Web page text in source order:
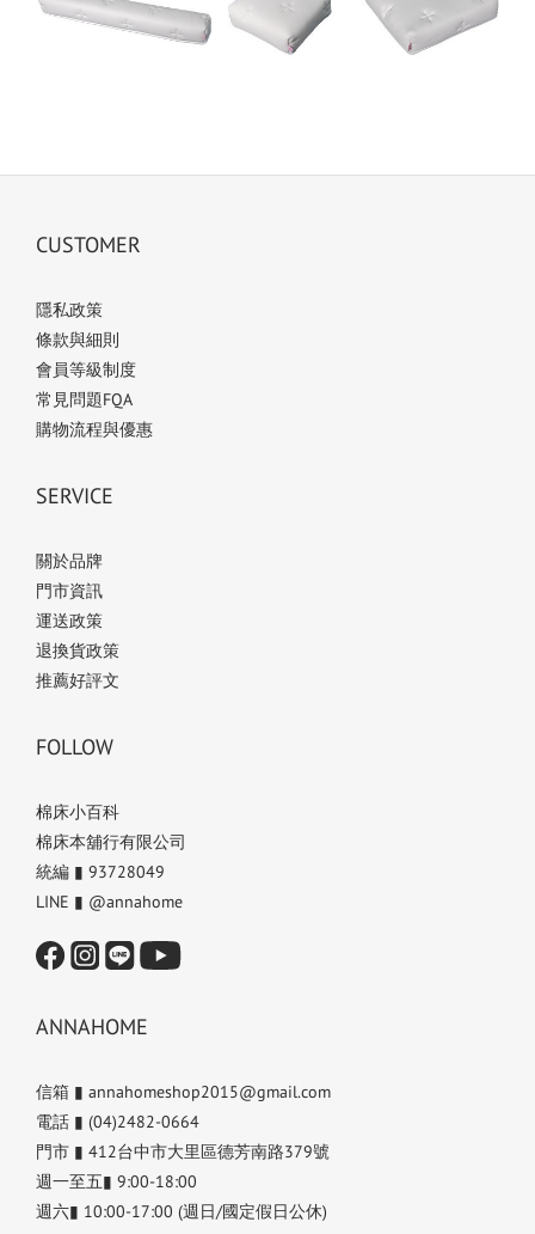
CUSTOMER
隱私政策
條款與細則
會員等級制度
常見問題FQA
購物流程與優惠
SERVICE
關於品牌
門市資訊
運送政策
退換貨政策
推薦好評文
FOLLOW
棉床小百科
棉床本舖行有限公司
統編 ▮ 93728049
LINE ▮ @annahome
ANNAHOME
信箱 ▮ annahomeshop2015@gmail.com
電話 ▮ (04)2482-0664
門市 ▮ 412台中市大里區德芳南路379號
週一至五▮ 9:00-18:00
週六▮ 10:00-17:00 (週日/國定假日公休)